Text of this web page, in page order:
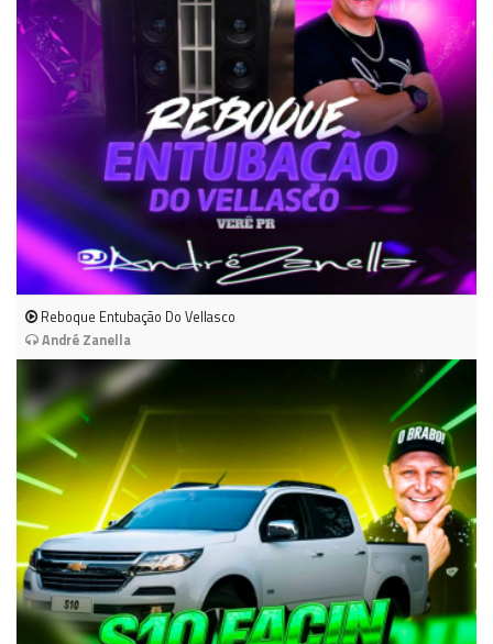
Reboque Entubação Do Vellasco
André Zanella